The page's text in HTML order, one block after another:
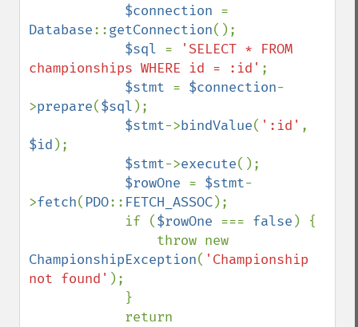
$connection
Database::getConnection();
$sql =
'SELECT * FROM
championships WHERE id = :id' ;
$stmt = $connection-
>prepare($sql );
$stmt->bindValue( ':id'
$id );
$stmt->execute();
$rowOne = $stmt-
>fetch( PDO:: FETCH_ASSOC);
            if (
$rowOne === false ) {
ChampionshipException( 'Championship
not found' );